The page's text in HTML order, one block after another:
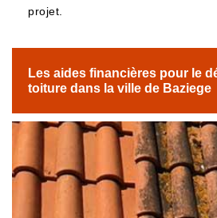
projet.
Les aides financières pour le
toiture dans la ville de Baziege